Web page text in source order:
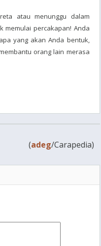
atau menunggu dalam
memulai percakapan! Anda
yang akan Anda bentuk,
orang lain merasa
(adeg/Carapedia)